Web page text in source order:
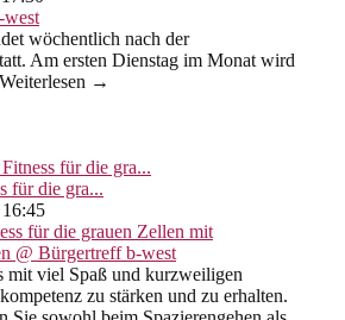
wöchentlich nach der
Am ersten Dienstag im Monat wird
→
für die gra...
für die gra...
mit viel Spaß und kurzweiligen
zu stärken und zu erhalten.